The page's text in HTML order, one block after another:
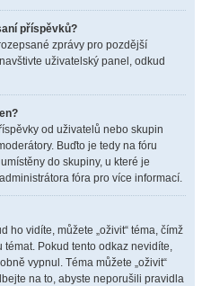
příspěvků?
zprávy pro pozdější
uživatelský panel, odkud
od uživatelů nebo skupin
Buďto je tedy na fóru
do skupiny, u které je
fóra pro více informací.
ho vidíte, můžete „oživit“ téma, čímž
Pokud tento odkaz nevidíte,
vypnul. Téma můžete „oživit“
na to, abyste neporušili pravidla